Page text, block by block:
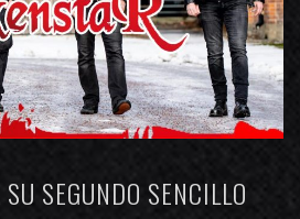
SEGUNDO SENCILLO